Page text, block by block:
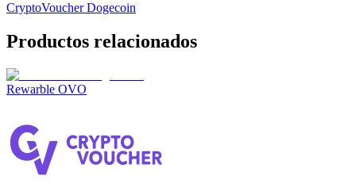
CryptoVoucher Dogecoin
Productos relacionados
Rewarble OVO